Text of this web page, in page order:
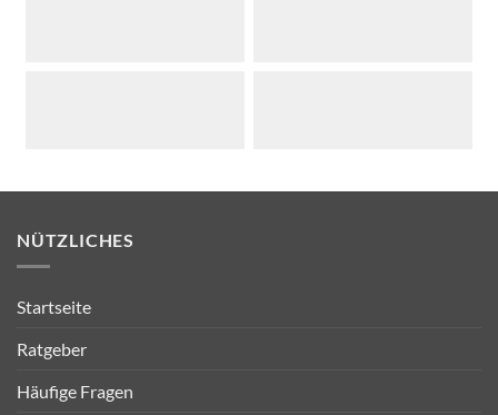
NÜTZLICHES
Startseite
Ratgeber
Häufige Fragen